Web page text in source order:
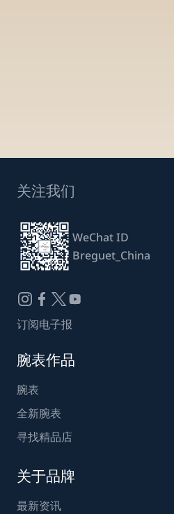
关注我们
WeChat ID
Breguet_China
订阅电子报
腕表作品
腕表
全新腕表
寻找精品店
关于品牌
最新资讯